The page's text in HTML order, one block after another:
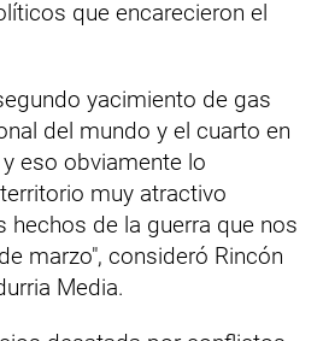
que encarecieron el
yacimiento de gas
del mundo y el cuarto en
eso obviamente lo
muy atractivo
hechos de la guerra que nos
marzo", consideró Rincón
Media.